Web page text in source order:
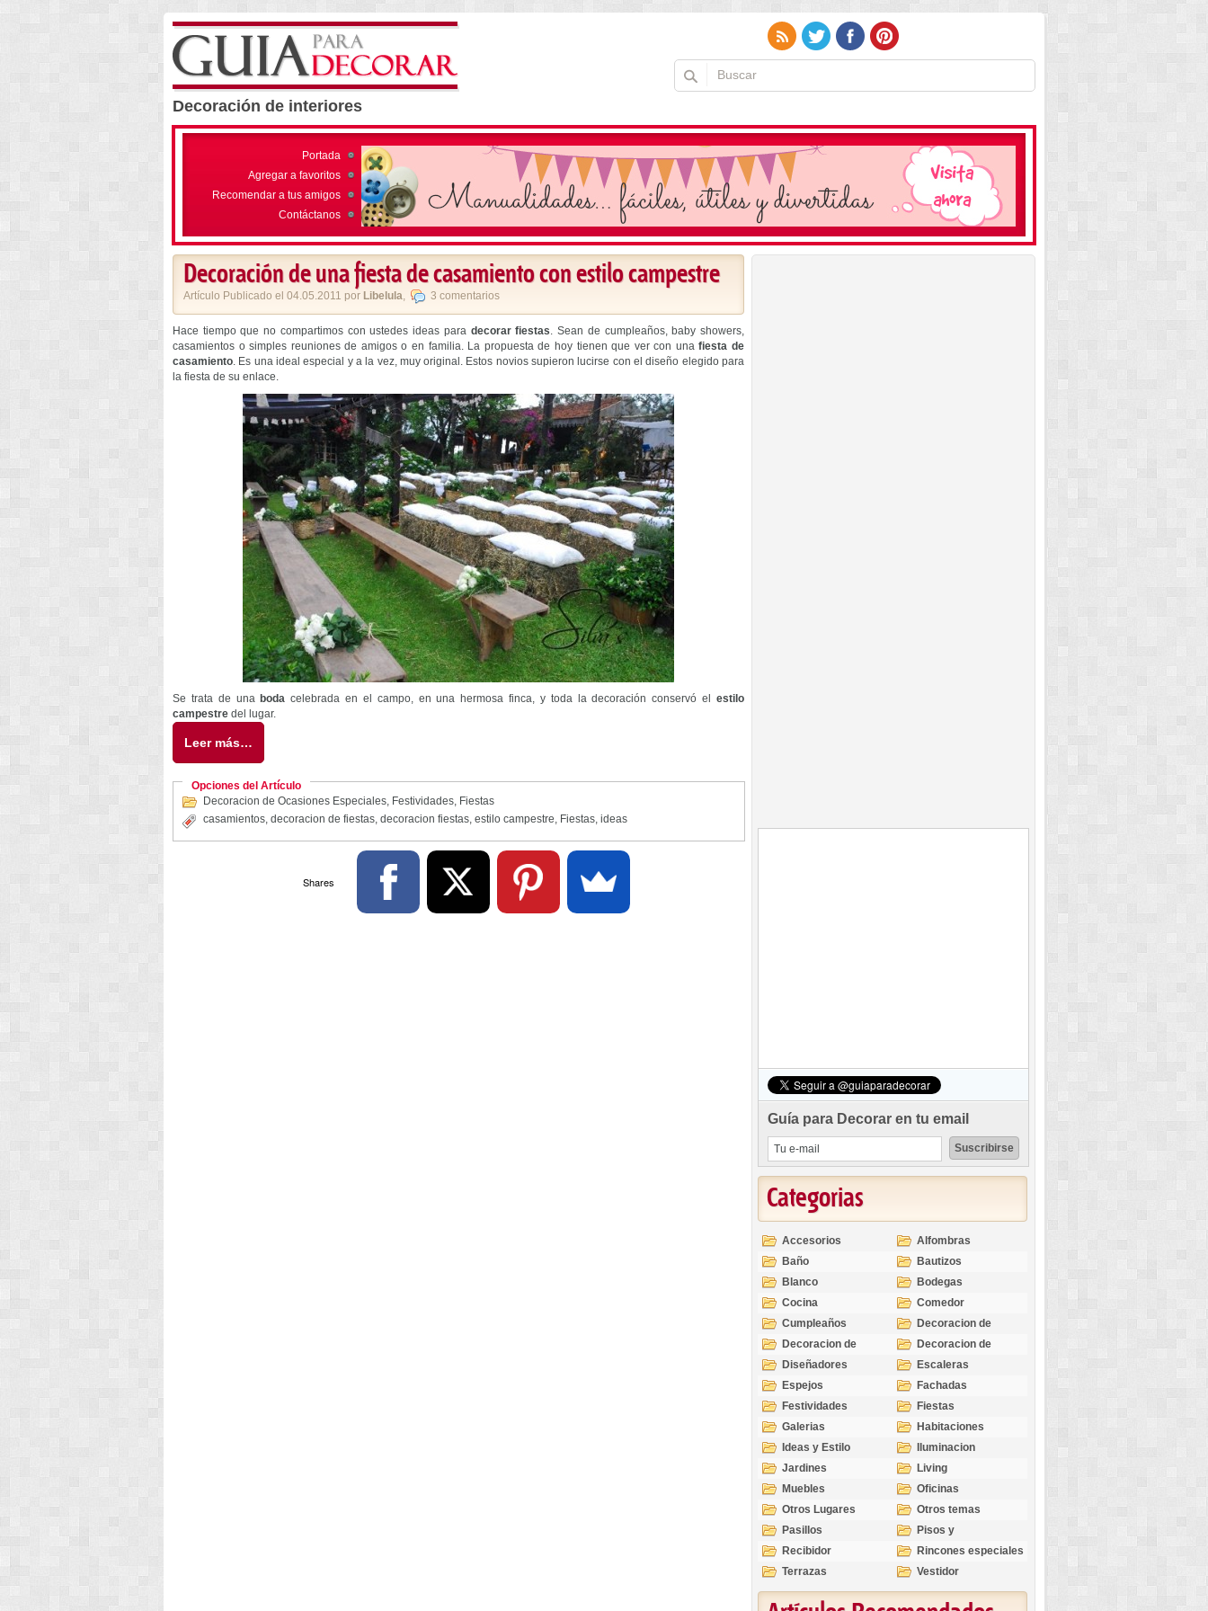
Decoración de interiores
Portada
Agregar a favoritos
Recomendar a tus amigos
Contáctanos
Decoración de una fiesta de casamiento con estilo campestre
Artículo Publicado el 04.05.2011 por Libelula, 3 comentarios
Hace tiempo que no compartimos con ustedes ideas para decorar fiestas. Sean de cumpleaños, baby showers,
casamientos o simples reuniones de amigos o en familia. La propuesta de hoy tienen que ver con unafiesta de
casamiento. Es una ideal especial y a la vez, muy original. Estos novios supieron lucirse con el diseño elegido para
la fiesta de su enlace.
Se trata de una boda celebrada en el campo, en una hermosa finca, y toda la decoración conservó elestilo
campestre del lugar.
Leer más…
Opciones del Artículo
Decoracion de Ocasiones Especiales, Festividades, Fiestas
casamientos, decoracion de fiestas, decoracion fiestas, estilo campestre, Fiestas, ideas
Shares
Guía para Decorar en tu email
Categorias
Accesorios
Alfombras
Baño
Bautizos
Blanco
Bodegas
Cocina
Comedor
Cumpleaños
Decoracion de
Exteriores
Decoracion de
Interiores
Decoracion de
Ocasiones
Diseñadores
Escaleras
Espejos
Fachadas
Festividades
Fiestas
Galerias
Habitaciones
Ideas y Estilo
Iluminacion
Jardines
Living
Muebles
Oficinas
Otros Lugares
Otros temas
Pasillos
Pisos y
revestimientos
Recibidor
Rincones especiales
Terrazas
Vestidor